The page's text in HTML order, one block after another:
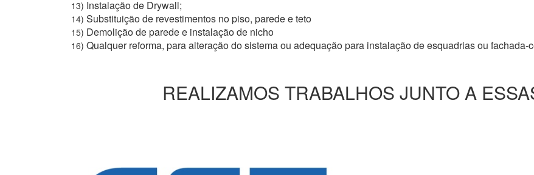
13) Instalação de Drywall;
14) Substituição de revestimentos no piso, parede e teto
15) Demolição de parede e instalação de nicho
16) Qualquer reforma, para alteração do sistema ou adequação para instalação de esquadrias ou fachada-
REALIZAMOS TRABALHOS JUNTO A